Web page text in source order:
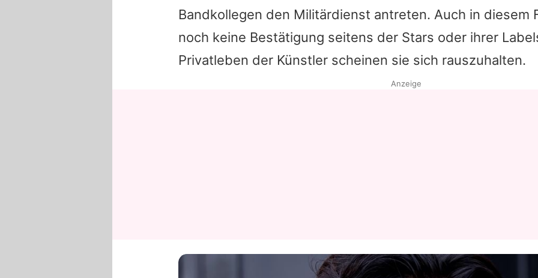
Bandkollegen den Militärdienst antreten. Auch in diesem
noch keine Bestätigung seitens der Stars oder ihrer
Privatleben der Künstler scheinen sie sich rauszuhalten.
Anzeige